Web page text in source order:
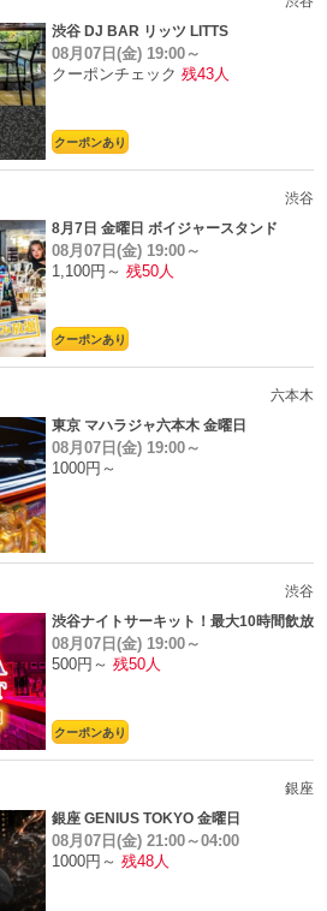
渋谷 DJ BAR リッツ LITTS
08月07日(金) 19:00～
クーポンチェック 残43人
クーポンあり
渋谷
8月7日 金曜日 ボイジャースタンド
08月07日(金) 19:00～
1,100円～ 残50人
クーポンあり
六本木
東京 マハラジャ六本木 金曜日
08月07日(金) 19:00～
1000円～
渋谷
渋谷ナイトサーキット！最大10時間飲放
題
08月07日(金) 19:00～
500円～ 残50人
クーポンあり
銀座
銀座 GENIUS TOKYO 金曜日
08月07日(金) 21:00～04:00
1000円～ 残48人